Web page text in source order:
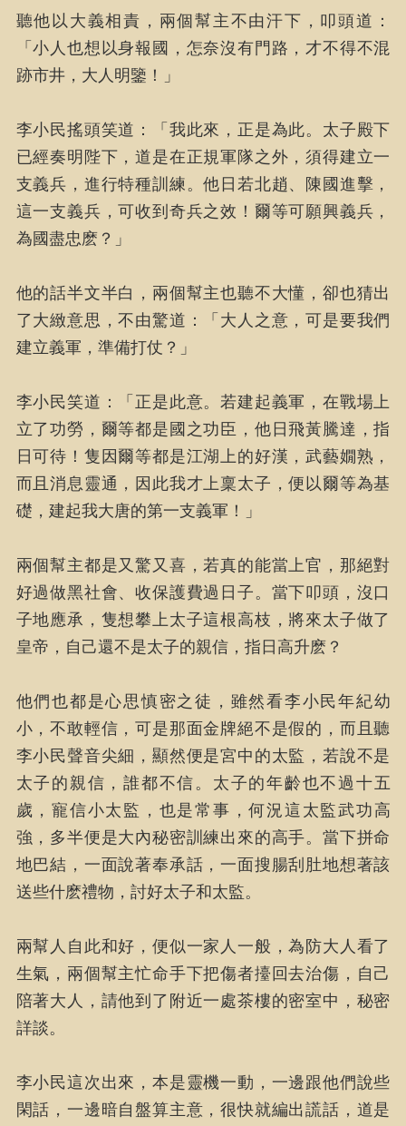
聽他以大義相責，兩個幫主不由汗下，叩頭道：
「小人也想以身報國，怎奈沒有門路，才不得不混
跡市井，大人明鑒！」
李小民搖頭笑道：「我此來，正是為此。太子殿下
已經奏明陛下，道是在正規軍隊之外，須得建立一
支義兵，進行特種訓練。他日若北趙、陳國進擊，
這一支義兵，可收到奇兵之效！爾等可願興義兵，
為國盡忠麽？」
他的話半文半白，兩個幫主也聽不大懂，卻也猜出
了大緻意思，不由驚道：「大人之意，可是要我們
建立義軍，準備打仗？」
李小民笑道：「正是此意。若建起義軍，在戰場上
立了功勞，爾等都是國之功臣，他日飛黃騰達，指
日可待！隻因爾等都是江湖上的好漢，武藝嫺熟，
而且消息靈通，因此我才上稟太子，便以爾等為基
礎，建起我大唐的第一支義軍！」
兩個幫主都是又驚又喜，若真的能當上官，那絕對
好過做黑社會、收保護費過日子。當下叩頭，沒口
子地應承，隻想攀上太子這根高枝，將來太子做了
皇帝，自己還不是太子的親信，指日高升麽？
他們也都是心思慎密之徒，雖然看李小民年紀幼
小，不敢輕信，可是那面金牌絕不是假的，而且聽
李小民聲音尖細，顯然便是宮中的太監，若說不是
太子的親信，誰都不信。太子的年齡也不過十五
歲，寵信小太監，也是常事，何況這太監武功高
強，多半便是大內秘密訓練出來的高手。當下拼命
地巴結，一面說著奉承話，一面搜腸刮肚地想著該
送些什麽禮物，討好太子和太監。
兩幫人自此和好，便似一家人一般，為防大人看了
生氣，兩個幫主忙命手下把傷者擡回去治傷，自己
陪著大人，請他到了附近一處茶樓的密室中，秘密
詳談。
李小民這次出來，本是靈機一動，一邊跟他們說些
閑話，一邊暗自盤算主意，很快就編出謊話，道是